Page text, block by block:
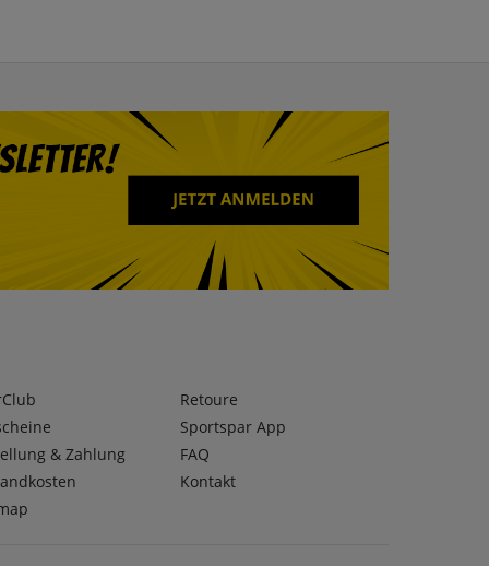
& Zahlung
Retoure
Sportspar App
FAQ
Kontakt